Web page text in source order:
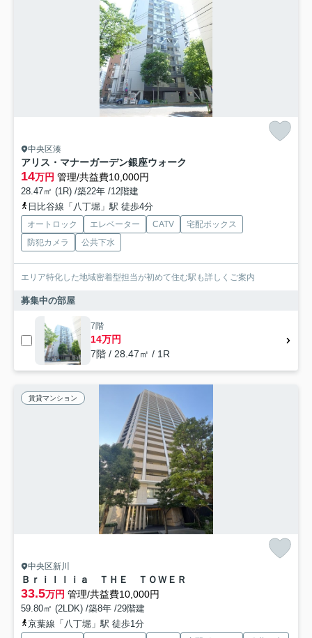
中央区湊
アリス・マナーガーデン銀座ウォーク
14万円 管理/共益費10,000円
28.47㎡ (1R) /築22年 /12階建
日比谷線「八丁堀」駅 徒歩4分
オートロック エレベーター CATV
宅配ボックス
防犯カメラ
公共下水
エリア特化した地域密着型担当が初めて住む駅も詳しくご案内
募集中の部屋
7階
14万円
7階 / 28.47㎡ / 1R
賃貸マンション
中央区新川
Ｂｒｉｌｌｉａ ＴＨＥ ＴＯＷＥＲ
33.5万円 管理/共益費10,000円
59.80㎡ (2LDK) /築8年 /29階建
京葉線「八丁堀」駅 徒歩1分